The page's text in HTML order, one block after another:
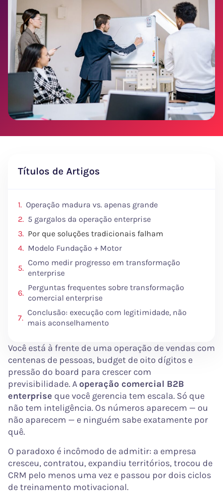
Títulos de Artigos
Operação madura vs. apenas grande
5 gargalos da operação enterprise
Por que soluções tradicionais falham
Modelo Fundação + Motor
Como medir progresso em transformação
enterprise
Perguntas frequentes sobre transformação
comercial enterprise
Conclusão: execução com legitimidade, não
mais aconselhamento
Você está à frente de uma operação de vendas com
centenas de pessoas, budget de oito dígitos e
pressão do board para crescer com
previsibilidade. Aoperação comercial B2B
enterprise que você gerencia tem escala. Só que
não tem inteligência. Os números aparecem — ou
não aparecem — e ninguém sabe exatamente por
quê.
O paradoxo é incômodo de admitir: a empresa
cresceu, contratou, expandiu territórios, trocou de
CRM pelo menos uma vez e passou por dois ciclos
de treinamento motivacional.